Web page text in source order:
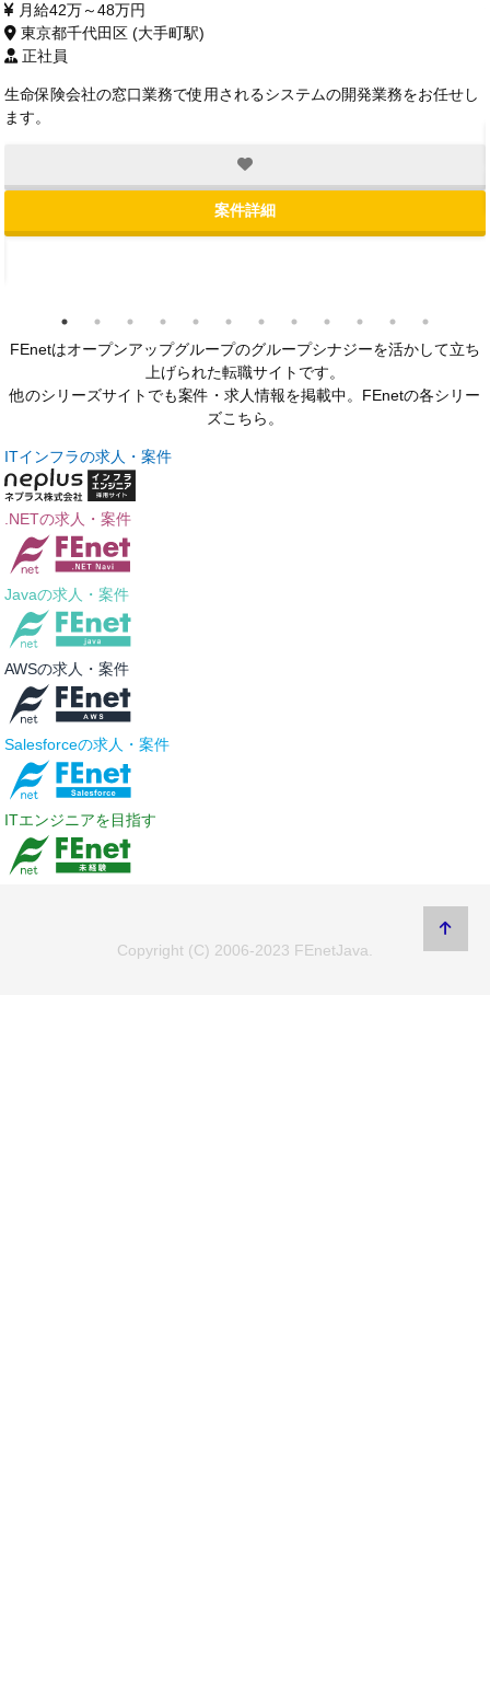
月給42万～48万円
東京都千代田区 (大手町駅)
正社員
生命保険会社の窓口業務で使用されるシステムの開発業務をお任せし
ます。
案件詳細
FEnetはオープンアップグループのグループシナジーを活かして立ち
上げられた転職サイトです。
他のシリーズサイトでも案件・求人情報を掲載中。FEnetの各シリー
ズこちら。
ITインフラの求人・案件
.NETの求人・案件
Javaの求人・案件
AWSの求人・案件
Salesforceの求人・案件
ITエンジニアを目指す
Copyright (C) 2006-2023 FEnetJava.